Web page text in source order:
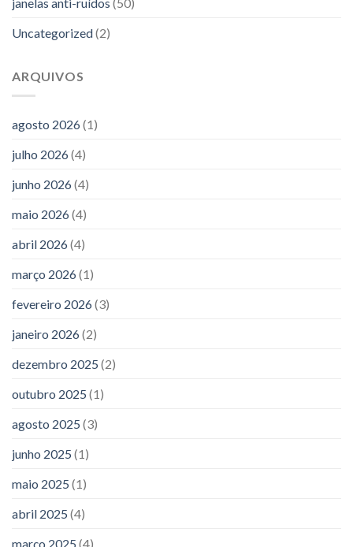
Uncategorized(2)
ARQUIVOS
agosto 2026(1)
julho 2026(4)
junho 2026(4)
maio 2026(4)
abril 2026(4)
março 2026(1)
fevereiro 2026(3)
janeiro 2026(2)
dezembro 2025 (2)
outubro 2025 (1)
agosto 2025 (3)
junho 2025 (1)
maio 2025 (1)
abril 2025 (4)
março 2025 (4)